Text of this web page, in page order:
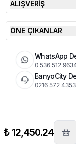
₺ 12,450.24
ALIŞVERİŞ
ÖNE ÇIKANLAR
WhatsApp
0 536 512 9634
BanyoCity
0216 572 4353
© 2026 Şimşek